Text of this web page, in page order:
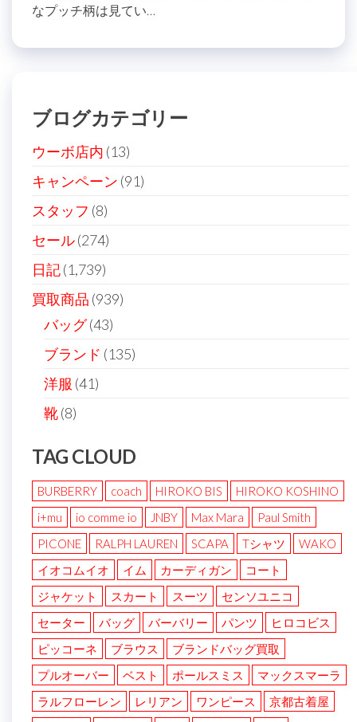
なプッチ柄は見てい…
ブログカテゴリー
ウーボ店内 (13)
キャンペーン (91)
スタッフ (8)
セール(274)
日記(1,739)
買取商品 (939)
バッグ(43)
ブランド (135)
洋服 (41)
靴(8)
TAG CLOUD
BURBERRY coach HIROKO BIS
HIROKO KOSHINO
i+mu
io comme io JNBY Max Mara
Paul Smith
PICONE
RALPH LAUREN SCAPA Tシャツ
WAKO
イオコムイオ
イム カーディガン
コート
ジャケット
スカート スーツ
センソユニコ
セーター
バッグ バーバリー パンツ
ヒロコビス
ピッコーネ
ブラウス
ブランドバッグ買取
プルオーバー
ベスト ポールスミス
マックスマーラ
ラルフローレン
レリアン ワンピース
京都古着屋